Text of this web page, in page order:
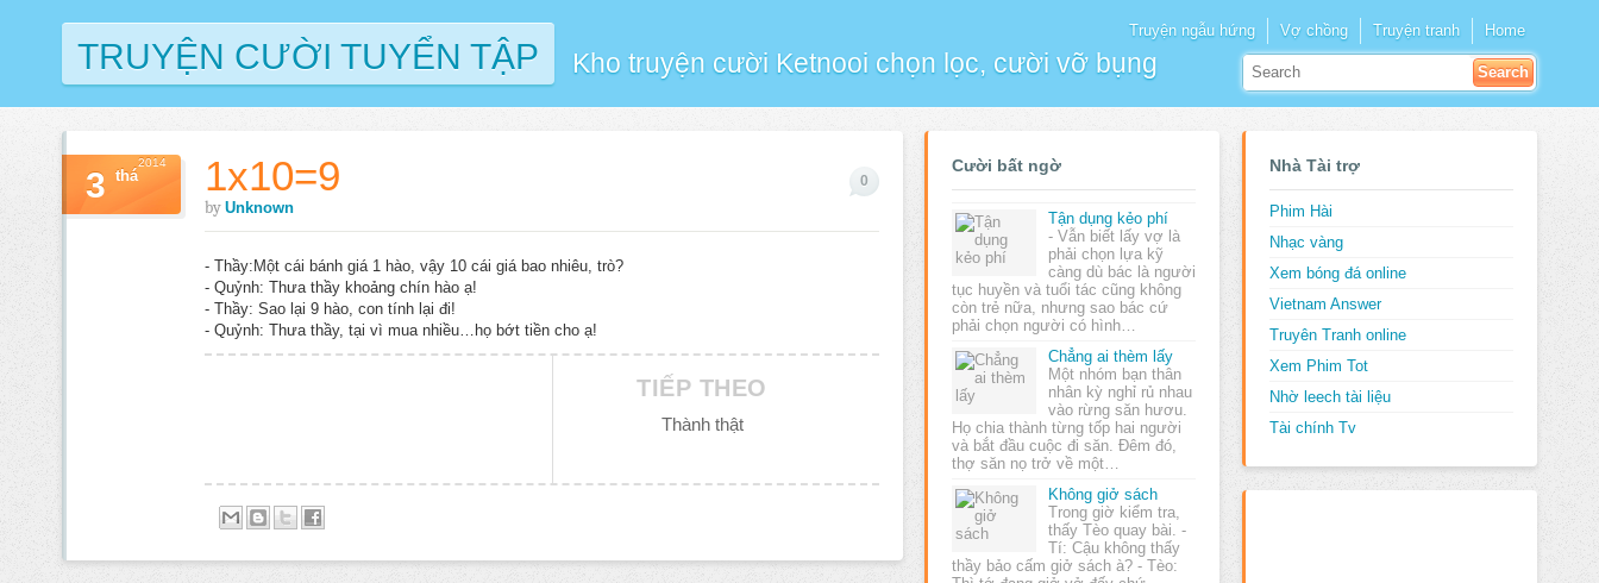
TRUYỆN CƯỜI TUYỂN TẬP Kho truyện cười Ketnooi chọn lọc, cười vỡ bụng
Truyện ngẫu hứng Vợ chồng Truyện tranh Home
1x10=9
by Unknown
3 thá
2014
0
- Thầy:Một cái bánh giá 1 hào, vậy 10 cái giá bao nhiêu, trò?
- Quỷnh: Thưa thầy khoảng chín hào ạ!
- Thầy: Sao lại 9 hào, con tính lại đi!
- Quỷnh: Thưa thầy, tại vì mua nhiều…họ bớt tiền cho ạ!
TIẾP THEO
Thành thật
Cười bất ngờ
Tận dụng kẻo phí
- Vẫn biết lấy vợ là
phải chọn lựa kỹ
càng dù bác là người
tục huyền và tuổi tác cũng không
còn trẻ nữa, nhưng sao bác cứ
phải chọn người có hình…
Chẳng ai thèm lấy
Một nhóm bạn thân
nhân kỳ nghỉ rủ nhau
vào rừng săn hươu.
Họ chia thành từng tốp hai người
và bắt đầu cuộc đi săn. Đêm đó,
thợ săn nọ trở về một…
Không giở sách
Trong giờ kiểm tra,
thấy Tèo quay bài. -
Tí: Cậu không thấy
thầy bảo cấm giở sách à? - Tèo:
Nhà Tài trợ
Phim Hài
Nhạc vàng
Xem bóng đá online
Vietnam Answer
Truyên Tranh online
Xem Phim Tot
Nhờ leech tài liệu
Tài chính Tv